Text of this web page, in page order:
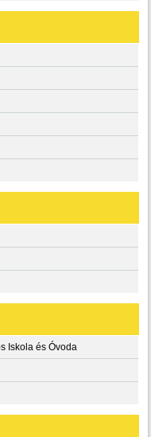
Iskola és Óvoda